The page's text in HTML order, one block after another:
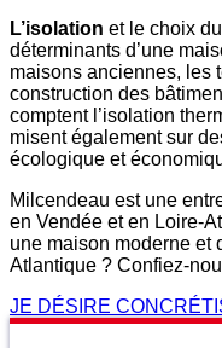
L’isolation et le choix du
déterminants d’une
maisons anciennes, les
construction des
comptent l’isolation
misent également sur
écologique et
Milcendeau est une
en Vendée et en Loire-
une maison moderne et
Atlantique ? Confiez-
JE DÉSIRE